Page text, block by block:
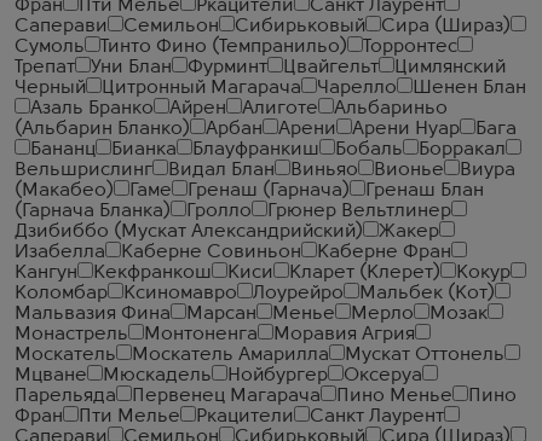
Фран
Пти Мелье Ркацители
Санкт Лаурент
Саперави
Семильон Сибирьковый
Сира (Шираз)
Сумоль
Тинто Фино (Темпранильо)
Торронтес
Трепат
Уни Блан Фурминт Цвайгельт
Цимлянский
Черный
Цитронный Магарача Чарелло
Шенен Блан
Азаль Бранко
Айрен Алиготе
Альбариньо
(Альбарин Бланко)
Арбан Арени Арени Нуар
Бага
Бананц
Бианка Блауфранкиш Бобаль
Борракал
Вельшрислинг
Видал Блан Виньяо Вионье
Виура
(Макабео)
Гаме Гренаш (Гарнача)
Гренаш Блан
(Гарнача Бланка)
Гролло
Грюнер Вельтлинер
Дзибиббо (Мускат Александрийский)
Жакер
Изабелла
Каберне Совиньон
Каберне Фран
Кангун
Кекфранкош Киси Кларет (Клерет)
Кокур
Коломбар
Ксиномавро Лоурейро
Мальбек (Кот)
Мальвазия Фина
Марсан Менье Мерло
Мозак
Монастрель
Монтоненга
Моравия Агрия
Москатель
Москатель Амарилла
Мускат Оттонель
Мцване
Мюскадель Нойбургер
Оксеруа
Парельяда
Первенец Магарача Пино Менье
Пино
Фран
Пти Мелье Ркацители
Санкт Лаурент